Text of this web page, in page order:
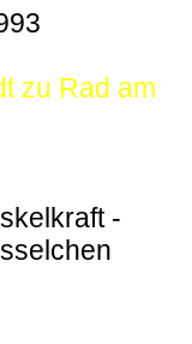
zu Rad am
-